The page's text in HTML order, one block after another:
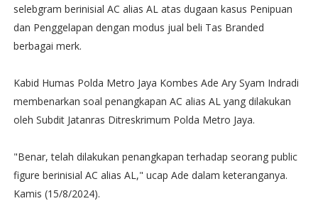
selebgram berinisial AC alias AL atas dugaan kasus Penipuan
dan Penggelapan dengan modus jual beli Tas Branded
berbagai merk.
Kabid Humas Polda Metro Jaya Kombes Ade Ary Syam Indradi
membenarkan soal penangkapan AC alias AL yang dilakukan
oleh Subdit Jatanras Ditreskrimum Polda Metro Jaya.
"Benar, telah dilakukan penangkapan terhadap seorang public
figure berinisial AC alias AL," ucap Ade dalam keteranganya.
Kamis (15/8/2024).